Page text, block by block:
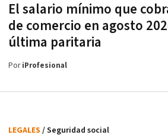
El salario mínimo que
de comercio en agosto
última paritaria
PoriProfesional
LEGALES / Seguridad social